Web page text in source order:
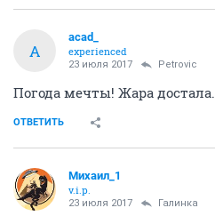
A
acad_
experienced
23 июля 2017 Petrovic
Погода мечты! Жара достала.
ОТВЕТИТЬ
Михаил_1
v.i.p.
23 июля 2017 Галинка